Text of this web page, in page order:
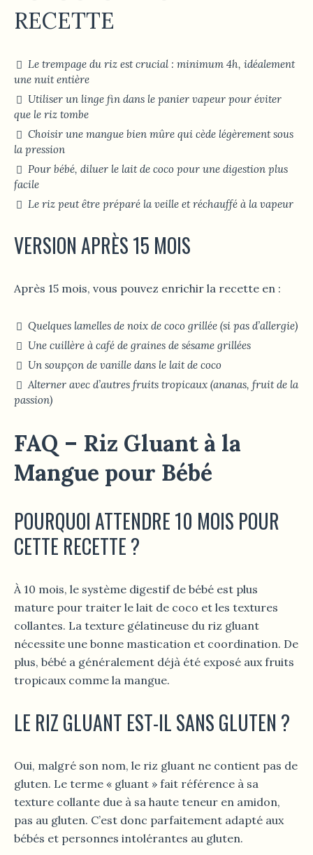
RECETTE
Le trempage du riz est crucial : minimum 4h, idéalement
une nuit entière
Utiliser un linge fin dans le panier vapeur pour éviter
que le riz tombe
Choisir une mangue bien mûre qui cède légèrement sous
la pression
Pour bébé, diluer le lait de coco pour une digestion plus
facile
Le riz peut être préparé la veille et réchauffé à la vapeur
VERSION APRÈS 15 MOIS
Après 15 mois, vous pouvez enrichir la recette en :
Quelques lamelles de noix de coco grillée (si pas d’allergie)
Une cuillère à café de graines de sésame grillées
Un soupçon de vanille dans le lait de coco
Alterner avec d’autres fruits tropicaux (ananas, fruit de la
passion)
FAQ – Riz Gluant à la
Mangue pour Bébé
POURQUOI ATTENDRE 10 MOIS POUR
CETTE RECETTE ?
À 10 mois, le système digestif de bébé est plus
mature pour traiter le lait de coco et les textures
collantes. La texture gélatineuse du riz gluant
nécessite une bonne mastication et coordination. De
plus, bébé a généralement déjà été exposé aux fruits
tropicaux comme la mangue.
LE RIZ GLUANT EST-IL SANS GLUTEN ?
Oui, malgré son nom, le riz gluant ne contient pas de
gluten. Le terme « gluant » fait référence à sa
texture collante due à sa haute teneur en amidon,
pas au gluten. C’est donc parfaitement adapté aux
bébés et personnes intolérantes au gluten.